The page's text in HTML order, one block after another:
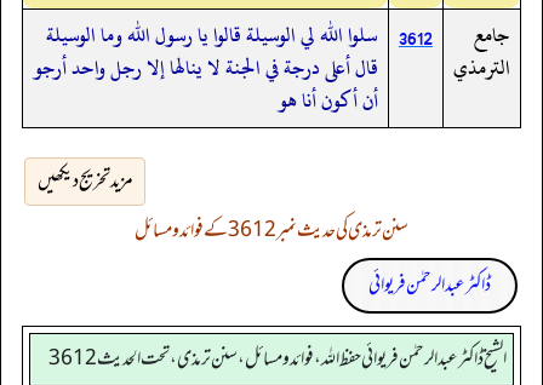
جامع
الترمذي
3612 سلوا الله لي الوسيلة قالوا يا رسول الله وما الوسيلة
قال أعلى درجة في الجنة لا ينالها إلا رجل واحد أرجو
أن أكون أنا هو
مزید تخریج دیکھیں
سنن ترمذی کی حدیث نمبر 3612 کے فوائد و مسائل
ڈاکٹر عبدالرحمٰن فریوائی
الشیخ ڈاکٹر عبد الرحمٰن فریوائی حفظ اللہ، فوائد و مسائل، سنن ترمذی، تحت الحديث 3612